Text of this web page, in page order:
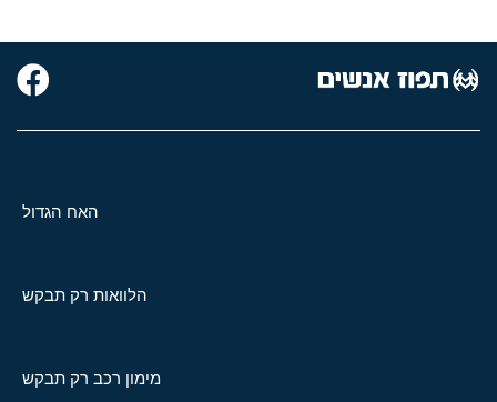
האח הגדול
הלוואות רק תבקש
מימון רכב רק תבקש